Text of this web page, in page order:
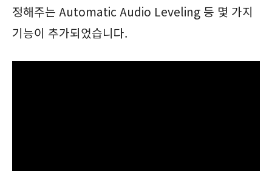
정해주는 Automatic Audio Leveling 등 몇 가지
기능이 추가되었습니다.